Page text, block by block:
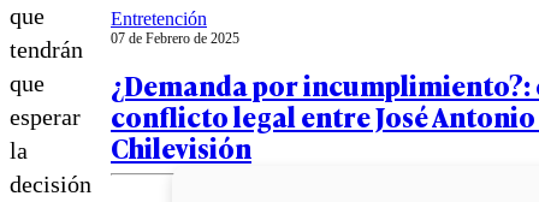
que
tendrán
que
esperar
la
decisión
Entretención
07 de Febrero de 2025
¿Demanda por incumplimiento?:
conflicto legal entre José Antonio
Chilevisión